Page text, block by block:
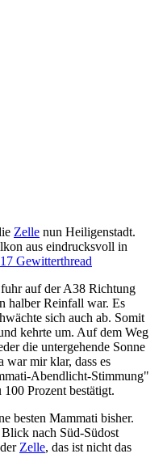
Zelle nun Heiligenstadt.
aus eindrucksvoll in
Gewitterthread
auf der A38 Richtung
halber Reinfall war. Es
sich auch ab. Somit
kehrte um. Auf dem Weg
die untergehende Sonne
war mir klar, dass es
Abendlicht-Stimmung"
Prozent bestätigt.
besten Mammati bisher.
nach Süd-Südost
Zelle, das ist nicht das